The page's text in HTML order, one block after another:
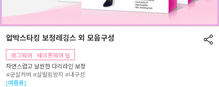
압박스타킹 보정레깅스 외 모음구성
레그웨어 · 쉐이프웨어 딜
자연스럽고 날씬한 다리라인 보정
#군살커버 #살떨림방지 #내구성
[여름용]